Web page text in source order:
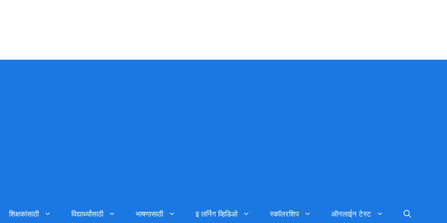
शिक्षकांसाठी विद्यार्थ्यांसाठी भाषणासाठी इ लर्निग व्हिडिओ स्कॉलरशिप ऑनलाईन टेस्ट